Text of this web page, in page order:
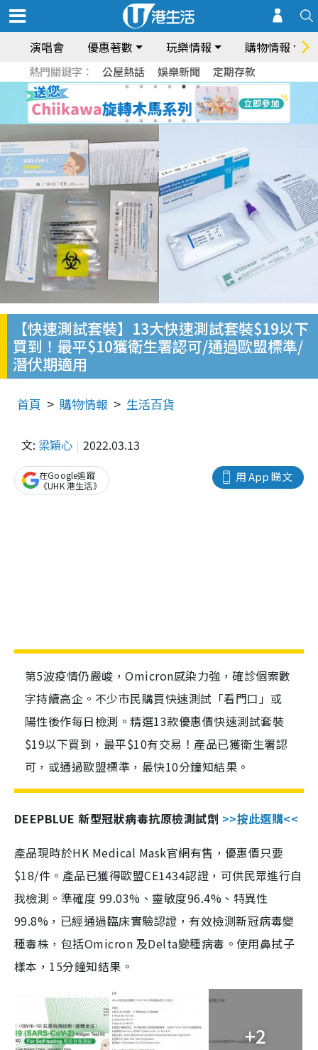
演唱會 優惠著數 玩樂情報 購物情報
熱門關鍵字： 公屋熱話 娛樂新聞 定期存款
【快速測試套裝】13大快速測試套裝$19以下
買到！最平$10獲衛生署認可/通過歐盟標準/
潛伏期適用
首頁 購物情報 生活百貨
文: 梁穎心 2022.03.13
用 App 睇文
在Google追蹤
《UHK 港生活》
第5波疫情仍嚴峻，Omicron感染力強，確診個案數
字持續高企。不少市民購買快速測試「看門口」或
陽性後作每日檢測。精選13款優惠價快速測試套裝
$19以下買到，最平$10有交易！產品已獲衛生署認
可，或通過歐盟標準，最快10分鐘知結果。
DEEPBLUE 新型冠狀病毒抗原檢測試劑 >>按此選購<<
產品現時於HK Medical Mask官網有售，優惠價只要
$18/件。產品已獲得歐盟CE1434認證，可供民眾進行自
我檢測。準確度 99.03%、靈敏度96.4%、特異性
99.8%，已經通過臨床實驗認證，有效檢測新冠病毒變
種毒株，包括Omicron 及Delta變種病毒。使用鼻拭子
樣本，15分鐘知結果。
+2